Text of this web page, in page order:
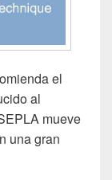
el
al
mueve
una gran